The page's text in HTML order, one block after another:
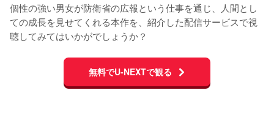
個性の強い男女が防衛省の広報という仕事を通じ、人間とし
ての成長を見せてくれる本作を、紹介した配信サービスで視
聴してみてはいかがでしょうか？
無料でU-NEXTで観る